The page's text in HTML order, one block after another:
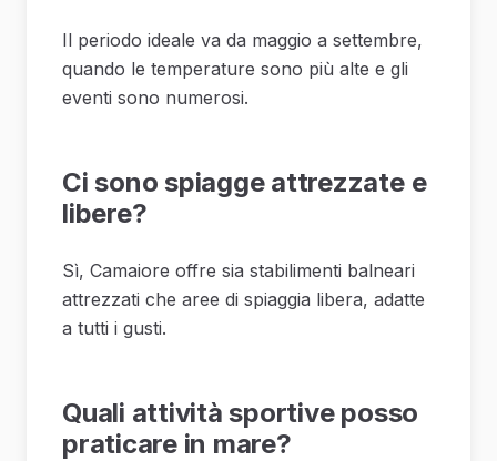
Il periodo ideale va da maggio a settembre,
quando le temperature sono più alte e gli
eventi sono numerosi.
Ci sono spiagge attrezzate e
libere?
Sì, Camaiore offre sia stabilimenti balneari
attrezzati che aree di spiaggia libera, adatte
a tutti i gusti.
Quali attività sportive posso
praticare in mare?